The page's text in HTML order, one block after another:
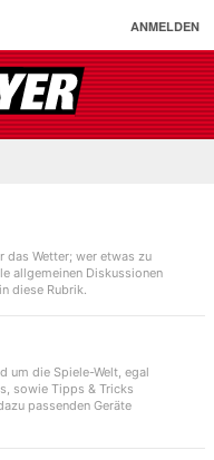
ANMELDEN
das Wetter; wer etwas zu
allgemeinen Diskussionen
diese Rubrik.
um die Spiele-Welt, egal
sowie Tipps & Tricks
passenden Geräte